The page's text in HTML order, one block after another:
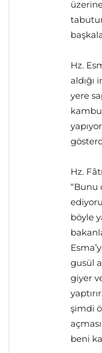
Hz.
aldığı
yere
Hz.
“Bunu
böyle
gusül
giyer
şimdi
beni